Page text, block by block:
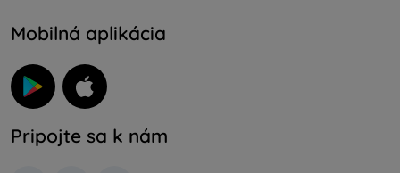
Mobilná aplikácia
Pripojte sa k nám